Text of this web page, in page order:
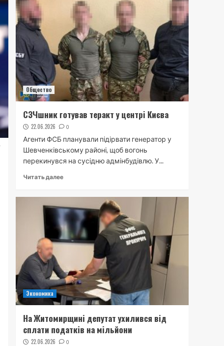
Общество
СЗЧшник готував теракт у центрі Києва
22.06.2026 0
Агенти ФСБ планували підірвати генератор у
Шевченківському районі, щоб вогонь
перекинувся на сусідню адмінбудівлю. У...
Читать далее
Экономика
На Житомирщині депутат ухилився від
сплати податків на мільйони
22.06.2026 0